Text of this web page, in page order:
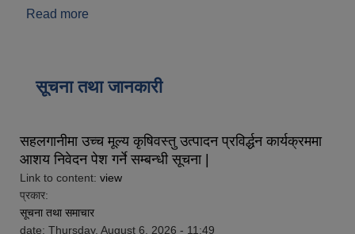
Read more
सूचना तथा जानकारी
सहलगानीमा उच्च मूल्य कृषिवस्तु उत्पादन प्रविर्द्धन कार्यक्रममा
आशय निवेदन पेश गर्ने सम्बन्धी सूचना |
Link to content: view
प्रकार:
सूचना तथा समाचार
date: Thursday, August 6, 2026 - 11:49